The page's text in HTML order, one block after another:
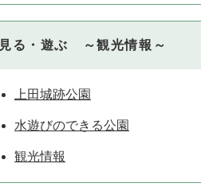
見る・遊ぶ ～観光情報～
上田城跡公園
水遊びのできる公園
観光情報